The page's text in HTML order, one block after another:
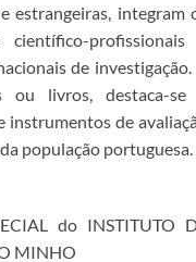
estrangeiras, integram
científico-profissionais
de investigação.
ou livros, destaca-se
instrumentos de
população portuguesa.
do INST​ITUTO
MINHO